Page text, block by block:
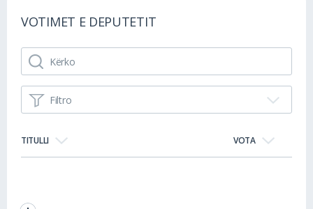
VOTIMET E DEPUTETIT
Filtro
TITULLI VOTA